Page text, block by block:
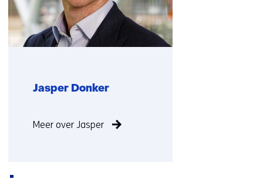
Jasper Donker
niet
Meer over Jasper